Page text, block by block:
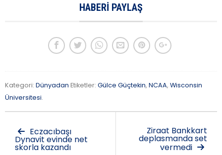
HABERI PAYLAŞ
Kategori: Dünyadan Etiketler: Gülce Güçtekin, NCAA, Wisconsin
Üniversitesi.
Eczacıbaşı
Dynavit evinde net
skorla kazandı
Ziraat Bankkart
deplasmanda set
vermedi